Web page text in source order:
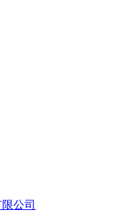
公司